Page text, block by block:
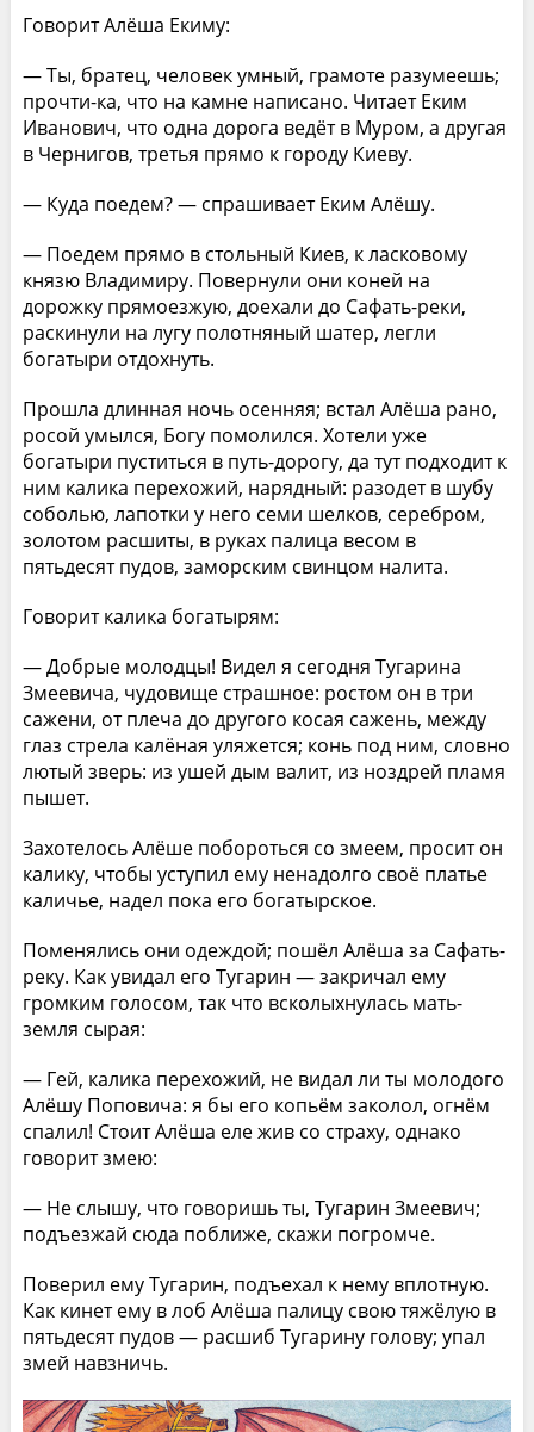
Говорит Алёша Екиму:
— Ты, братец, человек умный, грамоте разумеешь;
прочти-ка, что на камне написано. Читает Еким
Иванович, что одна дорога ведёт в Муром, а другая
в Чернигов, третья прямо к городу Киеву.
— Куда поедем? — спрашивает Еким Алёшу.
— Поедем прямо в стольный Киев, к ласковому
князю Владимиру. Повернули они коней на
дорожку прямоезжую, доехали до Сафать-реки,
раскинули на лугу полотняный шатер, легли
богатыри отдохнуть.
Прошла длинная ночь осенняя; встал Алёша рано,
росой умылся, Богу помолился. Хотели уже
богатыри пуститься в путь-дорогу, да тут подходит к
ним калика перехожий, нарядный: разодет в шубу
соболью, лапотки у него семи шелков, серебром,
золотом расшиты, в руках палица весом в
пятьдесят пудов, заморским свинцом налита.
Говорит калика богатырям:
— Добрые молодцы! Видел я сегодня Тугарина
Змеевича, чудовище страшное: ростом он в три
сажени, от плеча до другого косая сажень, между
глаз стрела калёная уляжется; конь под ним, словно
лютый зверь: из ушей дым валит, из ноздрей пламя
пышет.
Захотелось Алёше побороться со змеем, просит он
калику, чтобы уступил ему ненадолго своё платье
каличье, надел пока его богатырское.
Поменялись они одеждой; пошёл Алёша за Сафать-
реку. Как увидал его Тугарин — закричал ему
громким голосом, так что всколыхнулась мать-
земля сырая:
— Гей, калика перехожий, не видал ли ты молодого
Алёшу Поповича: я бы его копьём заколол, огнём
спалил! Стоит Алёша еле жив со страху, однако
говорит змею:
— Не слышу, что говоришь ты, Тугарин Змеевич;
подъезжай сюда поближе, скажи погромче.
Поверил ему Тугарин, подъехал к нему вплотную.
Как кинет ему в лоб Алёша палицу свою тяжёлую в
пятьдесят пудов — расшиб Тугарину голову; упал
змей навзничь.